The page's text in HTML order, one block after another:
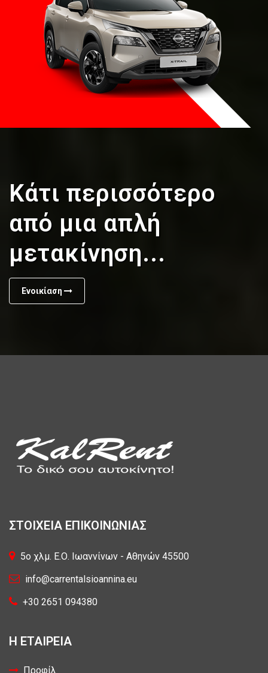
Κάτι περισσότερο
από μια απλή
μετακίνηση...
Ενοικίαση
ΣΤΟΙΧΕΙΑ ΕΠΙΚΟΙΝΩΝΙΑΣ
5o χλμ. Ε.Ο. Ιωαννίνων - Αθηνών 45500
info@carrentalsioannina.eu
+30 2651 094380
Η ΕΤΑΙΡΕΙΑ
Προφίλ